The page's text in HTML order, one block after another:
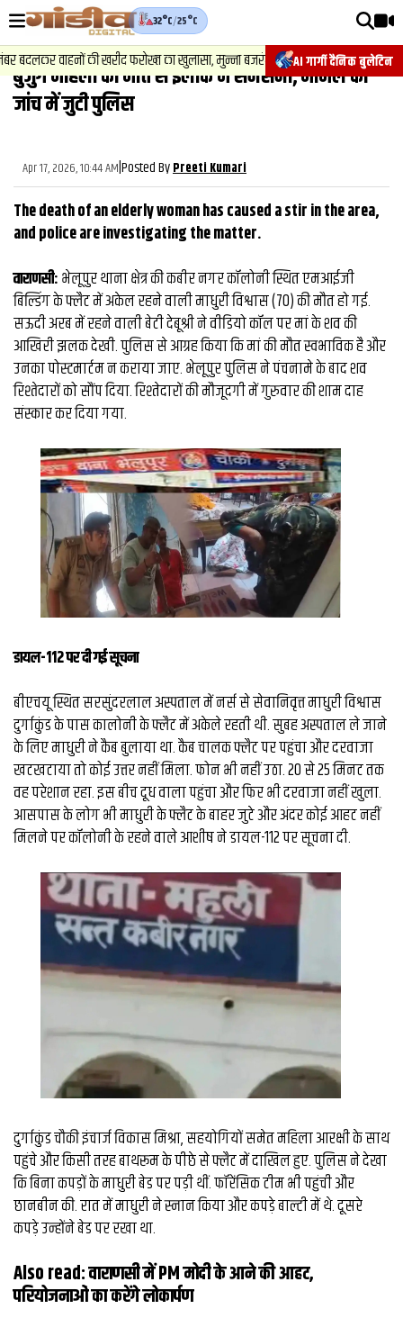
AI गार्गी दैनिक बुलेटिन
32°C/25°C
वाहनों की खरीद फरोख्‍त का खुलासा, मुन्ना बजरंगी के गुर्गे और दक्षिण भारतीय
वीडियोज़
वाराणसी न्यूज़
राजनीति
फिल्मी
साहित्य
संस्कृति
ख़ान पान और जीवनशैली
अंतरराष्ट्रीय
फैक्ट चेक
व्यापार
मौसम
देश
बुजुर्ग महिला की मौत से इलाके में सनसनी, मामले की
जांच में जुटी पुलिस
Apr 17, 2026, 10:44 AM|Posted ByPreeti Kumari
The death of an elderly woman has caused a stir in the area,
and police are investigating the matter.
वाराणसी:भेलूपुर थाना क्षेत्र की कबीर नगर कॉलोनी स्थित एमआईजी
बिल्डिंग के फ्लैट में अकेल रहने वाली माधुरी विश्वास (70) की मौत हो गई.
सऊदी अरब में रहने वाली बेटी देबूश्री ने वीडियो कॉल पर मां के शव की
आखिरी झलक देखी. पुलिस से आग्रह किया कि मां की मौत स्वभाविक है और
उनका पोस्टमार्टम न कराया जाए. भेलूपुर पुलिस ने पंचनामे के बाद शव
रिश्तेदारों को सौंप दिया. रिश्‍तेदारों की मौजूदगी में गुरुवार की शाम दाह
संस्कार कर दिया गया.
डायल-112 पर दी गई सूचना
बीएचयू स्थित सरसुंदरलाल अस्पताल में नर्स से सेवानिवृत्त माधुरी विश्वास
दुर्गाकुंड के पास कालोनी के फ्लैट में अकेले रहती थी. सुबह अस्पताल ले जाने
के लिए माधुरी ने कैब बुलाया था. कैब चालक फ्लैट पर पहुंचा और दरवाजा
खटखटाया तो कोई उत्तर नहीं मिला. फोन भी नहीं उठा. 20 से 25 मिनट तक
वह परेशान रहा. इस बीच दूध वाला पहुंचा और फिर भी दरवाजा नहीं खुला.
आसपास के लोग भी माधुरी के फ्लैट के बाहर जुटे और अंदर कोई आहट नहीं
मिलने पर कॉलोनी के रहने वाले आशीष ने डायल-112 पर सूचना दी.
दुर्गाकुंड चौकी इंचार्ज विकास मिश्रा, सहयोगियों समेत महिला आरक्षी के साथ
पहुंचे और किसी तरह बाथरूम के पीछे से फ्लैट में दाखिल हुए. पुलिस ने देखा
कि बिना कपड़ों के माधुरी बेड पर पड़ी थीं. फॉरेंसिक टीम भी पहुंची और
छानबीन की. रात में माधुरी ने स्नान किया और कपड़े बाल्टी में थे. दूसरे
कपड़े उन्होंने बेड पर रखा था.
Also read:वाराणसी में PM मोदी के आने की आहट,
परियोजनाओं का करेंगे लोकार्पण